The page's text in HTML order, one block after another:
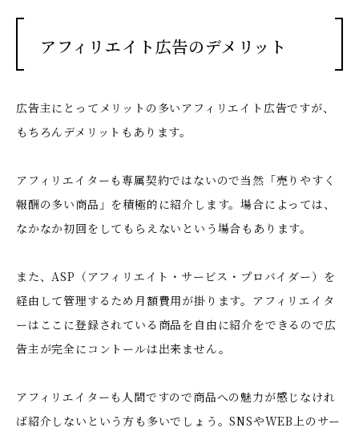
アフィリエイト広告のデメリット
広告主にとってメリットの多いアフィリエイト広告ですが、
もちろんデメリットもあります。
アフィリエイターも専属契約ではないので当然「売りやすく
報酬の多い商品」を積極的に紹介します。場合によっては、
なかなか初回をしてもらえないという場合もあります。
また、ASP（アフィリエイト・サービス・プロバイダー）を
経由して管理するため月額費用が掛ります。アフィリエイタ
ーはここに登録されている商品を自由に紹介をできるので広
告主が完全にコントールは出来ません。
アフィリエイターも人間ですので商品への魅力が感じなけれ
ば紹介しないという方も多いでしょう。SNSやWEB上のサー